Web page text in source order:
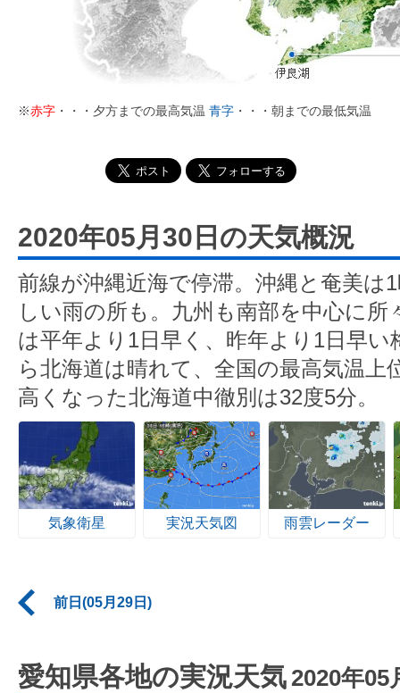
※赤字 ・・・夕方までの最高気温 青字 ・・・朝までの最低気温
2020年05月30日の天気概況
前線が沖縄近海で停滞。沖縄と奄美は
しい雨の所も。九州も南部を中心に所
は平年より1日早く、昨年より1日早い
ら北海道は晴れて、全国の最高気温上
高くなった北海道中徹別は32度5分。
気象衛星 実況天気図 雨雲レーダー
前日(05月29日)
愛知県各地の実況天気 2020年05